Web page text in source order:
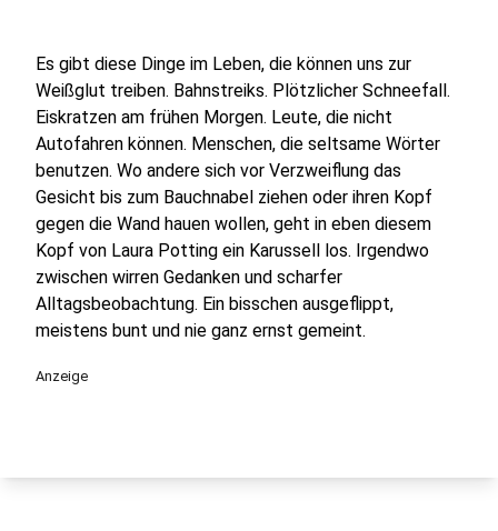
Es gibt diese Dinge im Leben, die können uns zur
Weißglut treiben. Bahnstreiks. Plötzlicher Schneefall.
Eiskratzen am frühen Morgen. Leute, die nicht
Autofahren können. Menschen, die seltsame Wörter
benutzen. Wo andere sich vor Verzweiflung das
Gesicht bis zum Bauchnabel ziehen oder ihren Kopf
gegen die Wand hauen wollen, geht in eben diesem
Kopf von Laura Potting ein Karussell los. Irgendwo
zwischen wirren Gedanken und scharfer
Alltagsbeobachtung. Ein bisschen ausgeflippt,
meistens bunt und nie ganz ernst gemeint.
Anzeige